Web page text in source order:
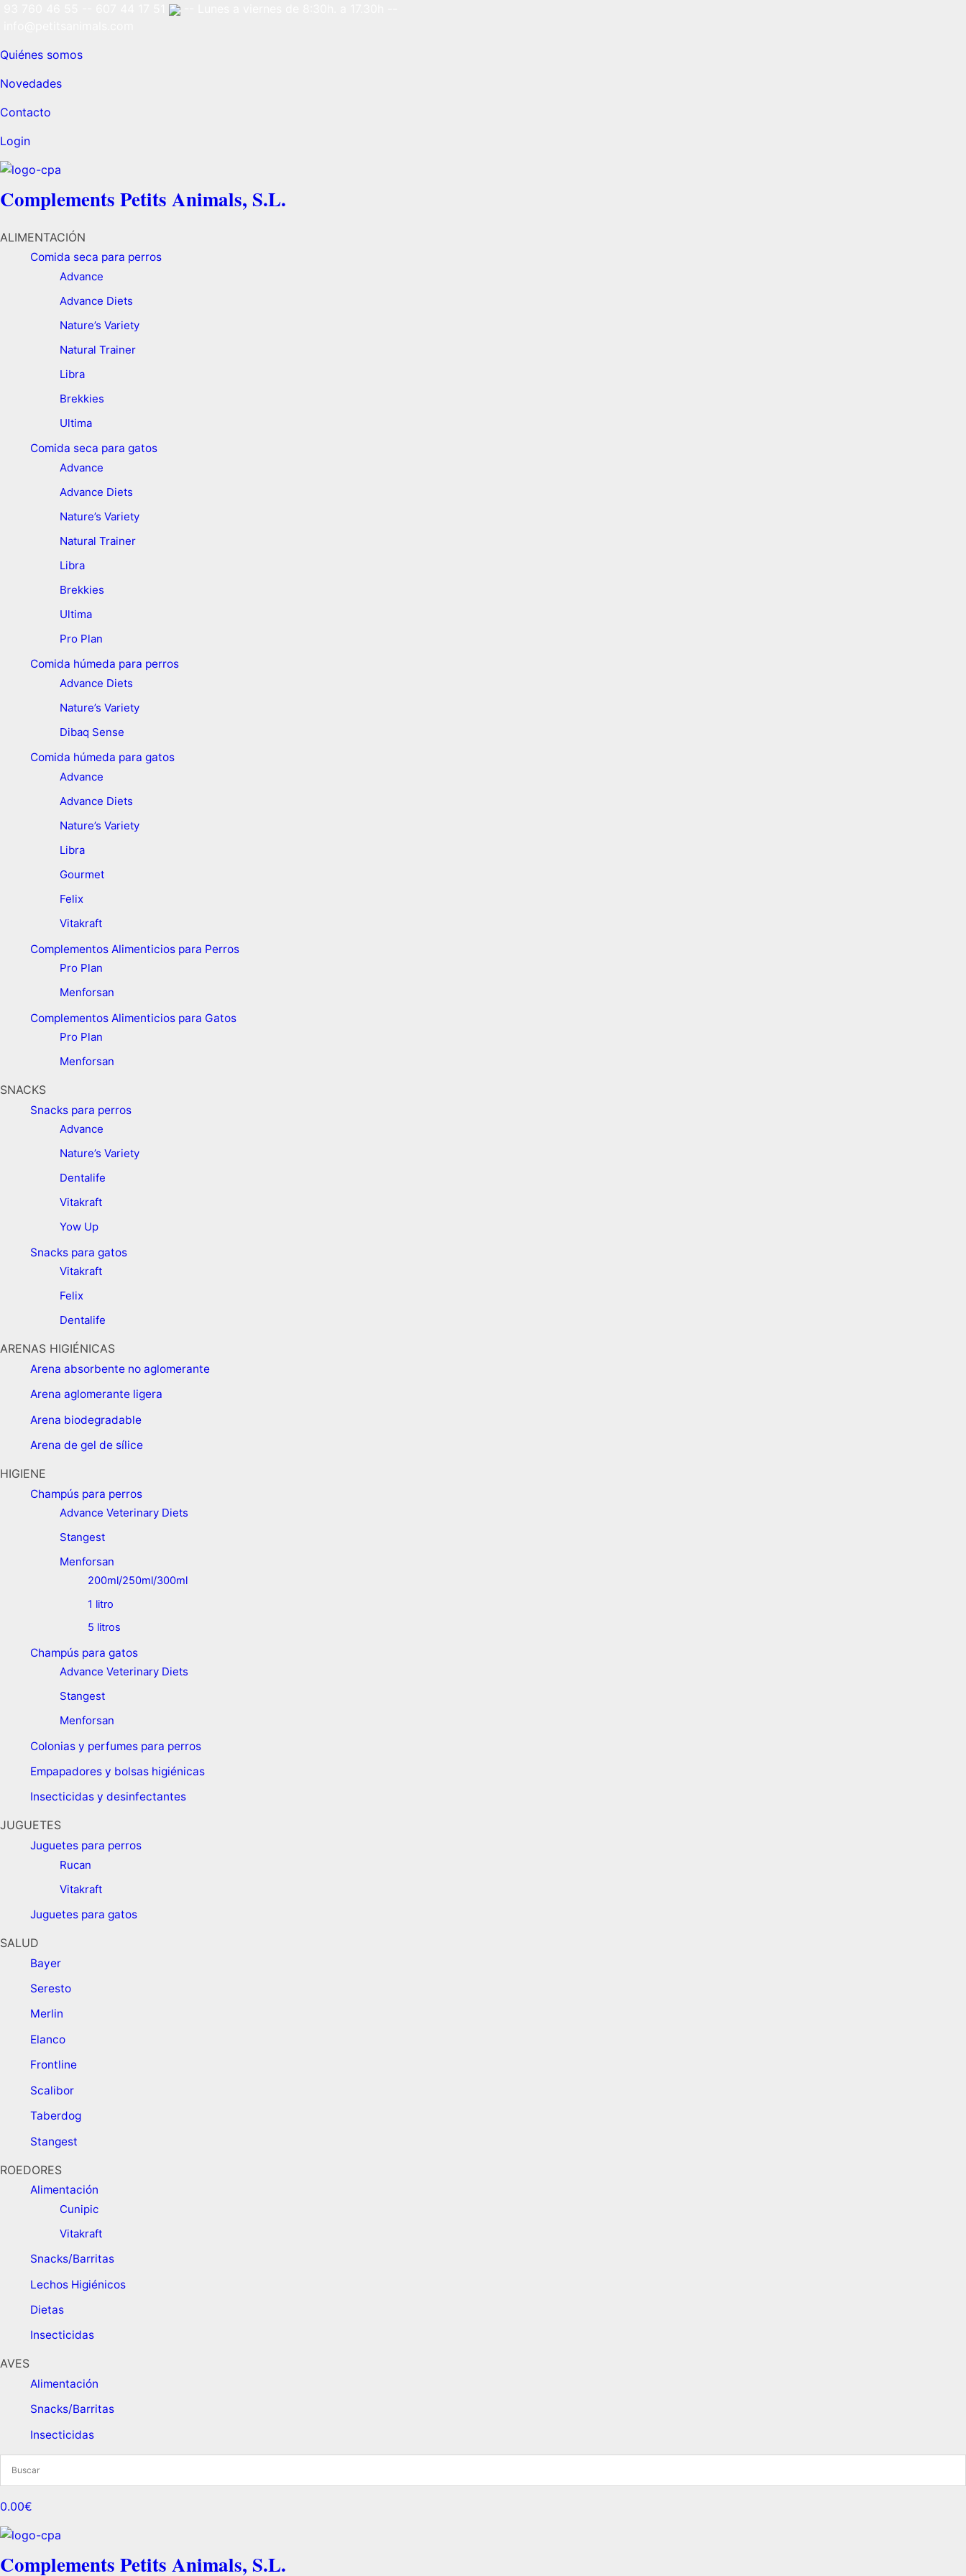
Quiénes somos
Novedades
Contacto
Login
Complements Petits Animals, S.L.
ALIMENTACIÓN
Comida seca para perros
Advance
Advance Diets
Nature’s Variety
Natural Trainer
Libra
Brekkies
Ultima
Comida seca para gatos
Advance
Advance Diets
Nature’s Variety
Natural Trainer
Libra
Brekkies
Ultima
Pro Plan
Comida húmeda para perros
Advance Diets
Nature’s Variety
Dibaq Sense
Comida húmeda para gatos
Advance
Advance Diets
Nature’s Variety
Libra
Gourmet
Felix
Vitakraft
Complementos Alimenticios para Perros
Pro Plan
Menforsan
Complementos Alimenticios para Gatos
Pro Plan
Menforsan
SNACKS
Snacks para perros
Advance
Nature’s Variety
Dentalife
Vitakraft
Yow Up
Snacks para gatos
Vitakraft
Felix
Dentalife
ARENAS HIGIÉNICAS
Arena absorbente no aglomerante
Arena aglomerante ligera
Arena biodegradable
Arena de gel de sílice
HIGIENE
Champús para perros
Advance Veterinary Diets
Stangest
Menforsan
200ml/250ml/300ml
1 litro
5 litros
Champús para gatos
Advance Veterinary Diets
Stangest
Menforsan
Colonias y perfumes para perros
Empapadores y bolsas higiénicas
Insecticidas y desinfectantes
JUGUETES
Juguetes para perros ​
Rucan
Vitakraft
Juguetes para gatos
SALUD
Bayer
Seresto
Merlin
Elanco
Frontline
Scalibor
Taberdog
Stangest
ROEDORES
Alimentación ​
Cunipic
Vitakraft
Snacks/Barritas
Lechos Higiénicos
Dietas ​
Insecticidas
AVES
Alimentación
Snacks/Barritas
Insecticidas
0.00€
Complements Petits Animals, S.L.